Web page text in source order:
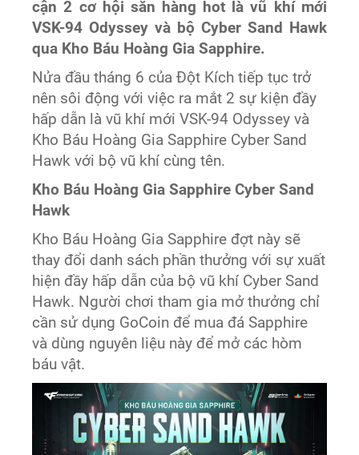
cận 2 cơ hội săn hàng hot là vũ khí mới
VSK-94 Odyssey và bộ Cyber Sand Hawk
qua Kho Báu Hoàng Gia Sapphire.
Nửa đầu tháng 6 của Đột Kích tiếp tục trở
nên sôi động với việc ra mắt 2 sự kiện đầy
hấp dẫn là vũ khí mới VSK-94 Odyssey và
Kho Báu Hoàng Gia Sapphire Cyber Sand
Hawk với bộ vũ khí cùng tên.
Kho Báu Hoàng Gia Sapphire Cyber Sand
Hawk
Kho Báu Hoàng Gia Sapphire đợt này sẽ
thay đổi danh sách phần thưởng với sự xuất
hiện đầy hấp dẫn của bộ vũ khí Cyber Sand
Hawk. Người chơi tham gia mở thưởng chỉ
cần sử dụng GoCoin để mua đá Sapphire
và dùng nguyên liệu này để mở các hòm
báu vật.